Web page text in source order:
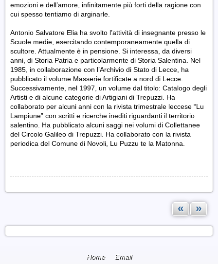
emozioni e dell’amore, infinitamente più forti della ragione con
cui spesso tentiamo di arginarle.
Antonio Salvatore Elia ha svolto l’attività di insegnante presso le
Scuole medie, esercitando contemporaneamente quella di
scultore. Attualmente è in pensione. Si interessa, da diversi
anni, di Storia Patria e particolarmente di Storia Salentina. Nel
1985, in collaborazione con l’Archivio di Stato di Lecce, ha
pubblicato il volume Masserie fortificate a nord di Lecce.
Successivamente, nel 1997, un volume dal titolo: Catalogo degli
Artisti e di alcune categorie di Artigiani di Trepuzzi. Ha
collaborato per alcuni anni con la rivista trimestrale leccese “Lu
Lampiune” con scritti e ricerche inediti riguardanti il territorio
salentino. Ha pubblicato alcuni saggi nei volumi di Collettanee
del Circolo Galileo di Trepuzzi. Ha collaborato con la rivista
periodica del Comune di Novoli, Lu Puzzu te la Matonna.
« »
Home Email